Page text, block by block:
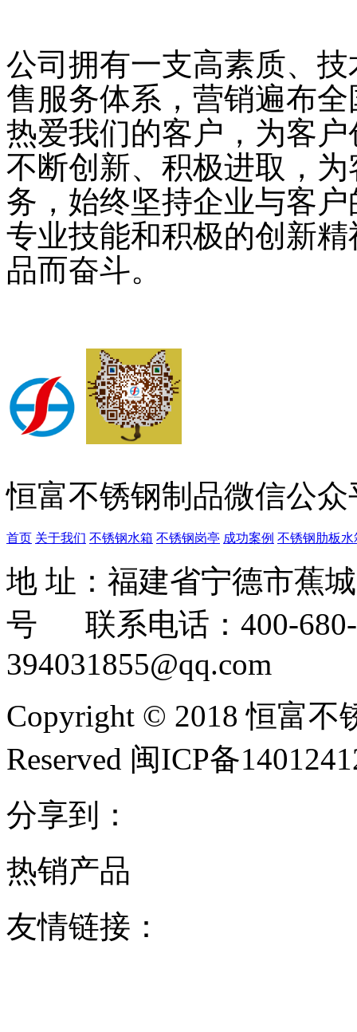
公司拥有一支高素质、
售服务体系，营销遍布全
热爱我们的客户，为客
不断创新、积极进取，
务，始终坚持企业与客
专业技能和积极的创新
品而奋斗。
恒富不锈钢制品微信公众
首页 关于我们 不锈钢水箱 不锈钢岗亭 成功案例 不锈钢肋板水
地 址：福建省宁德市蕉
号 联系电话：400-
394031855@qq.com
Copyright © 2018 恒富不
Reserved 闽ICP备
分享到：
热销产品
友情链接：